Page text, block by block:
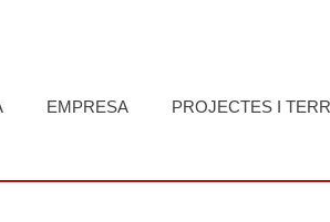
EMPRESA PROJECTES I